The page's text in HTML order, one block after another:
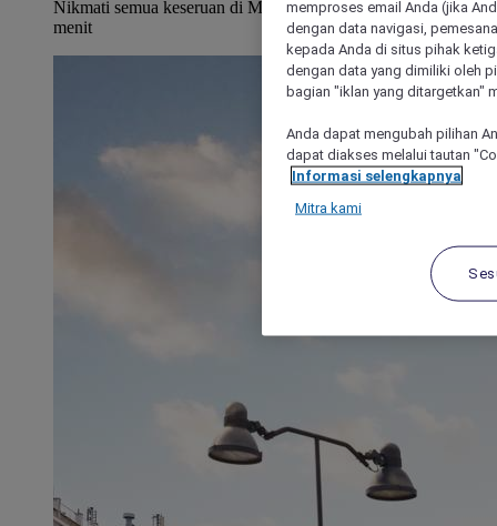
Nikmati semua keseruan di Madrid hanya dalam beberapa
menit
memproses email Anda (jika
dengan data navigasi,
kepada Anda di situs pihak
dengan data yang dimiliki oleh
bagian "iklan yang ditargetkan"
Anda dapat mengubah pilihan
dapat diakses melalui tautan
Informasi selengkapnya
Mitra kami